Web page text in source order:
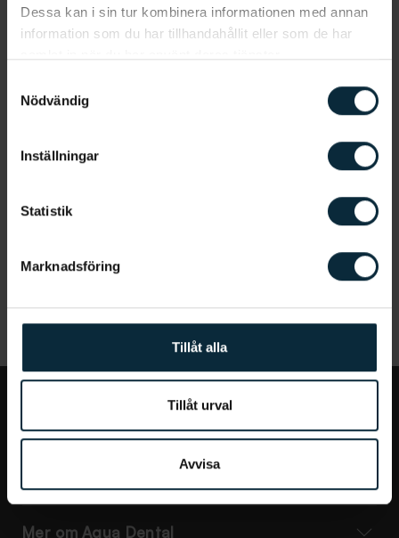
Dessa kan i sin tur kombinera informationen med annan
information som du har tillhandahållit eller som de har
Nödvändig
Inställningar
Statistik
Marknadsföring
Tillåt alla
Tillåt urval
Avvisa
Norwegian
Persian
Mer om Aqua Dental